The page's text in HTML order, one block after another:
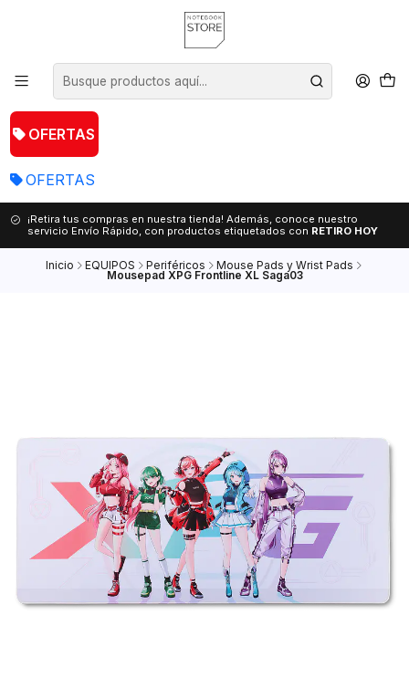
OFERTAS
OFERTAS
¡Retira tus compras en nuestra tienda! Además, conoce nuestro
servicio Envío Rápido, con productos etiquetados con RETIRO HOY
Inicio EQUIPOS Periféricos Mouse Pads y Wrist Pads
Mousepad XPG Frontline XL Saga03